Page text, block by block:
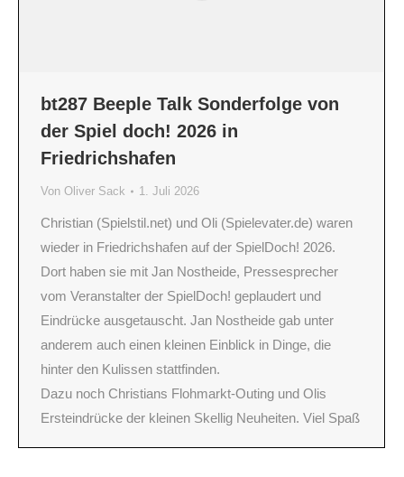
bt287 Beeple Talk Sonderfolge von
der Spiel doch! 2026 in
Friedrichshafen
Von Oliver Sack 1. Juli 2026
Christian (Spielstil.net) und Oli (Spielevater.de) waren
wieder in Friedrichshafen auf der SpielDoch! 2026.
Dort haben sie mit Jan Nostheide, Pressesprecher
vom Veranstalter der SpielDoch! geplaudert und
Eindrücke ausgetauscht. Jan Nostheide gab unter
anderem auch einen kleinen Einblick in Dinge, die
hinter den Kulissen stattfinden.
Dazu noch Christians Flohmarkt-Outing und Olis
Ersteindrücke der kleinen Skellig Neuheiten. Viel Spaß